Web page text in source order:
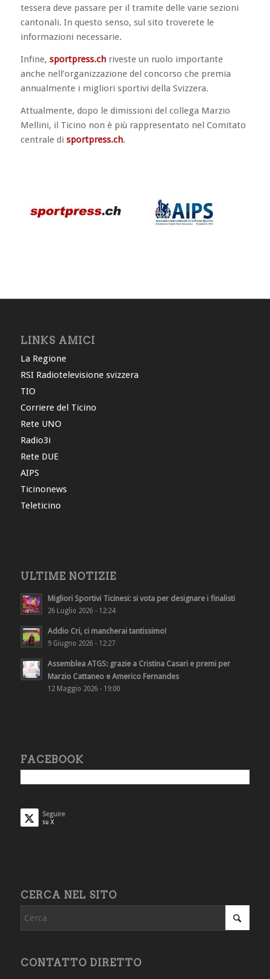
tessera deve passare per il tramite delle varie sezioni
cantonali. In questo senso, sul sito troverete le
informazioni necessarie.
Infine, sportpress.chriveste un ruolo importante
anche nell’organizzazione del concorso che premia
annualmente i migliori sportivi della Svizzera.
Attualmente, dopo le dimissioni del collega Marzio
Mellini, il Ticino non è più rappresentato nel Comitato
centrale di sportpress.ch.
LINKS AMICI
La Regione
RSI Radiotelevisione svizzera
TIO
Corriere del Ticino
Rete UNO
Radio3i
Rete DUE
AIPS
Ticinonews
Teleticino
ULTIME NOTIZIE
Migliori Sportivi Ticinesi: si vota per designare i finalisti
26 Luglio 2026 - 12:24
Addio Cri, ci mancherai tantissimo!
9 Giugno 2026 - 12:27
Assemblea ATGS: grazie a Cristina Casari e premi per
Marzio Cattaneo e Americo Fernandes
12 Maggio 2026 - 19:00
FACEBOOK
Seguire
su X
CERCA NEL SITO
CONTATTO DIRETTO